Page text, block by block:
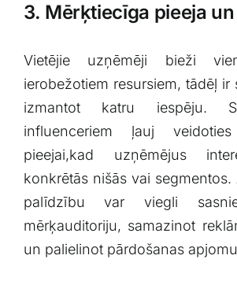
3. Mērķtiecīga pieeja
Vietējie uzņēmēji bieži
ierobežotiem resursiem, tādēļ ir
izmantot katru iespēju.
influenceriem ļauj veidoties
pieejai,kad uzņēmējus
konkrētās⁤ nišās vai segmentos.
palīdzību var‌ viegli
mērķauditoriju, samazinot
un palielinot pārdošanas